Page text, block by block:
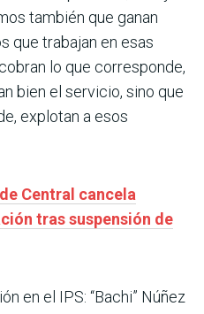
también que ganan
que trabajan en esas
lo que corresponde,
bien el servicio, sino que
explotan a esos
Central cancela
tras suspensión de
en el IPS: “Bachi” Núñez